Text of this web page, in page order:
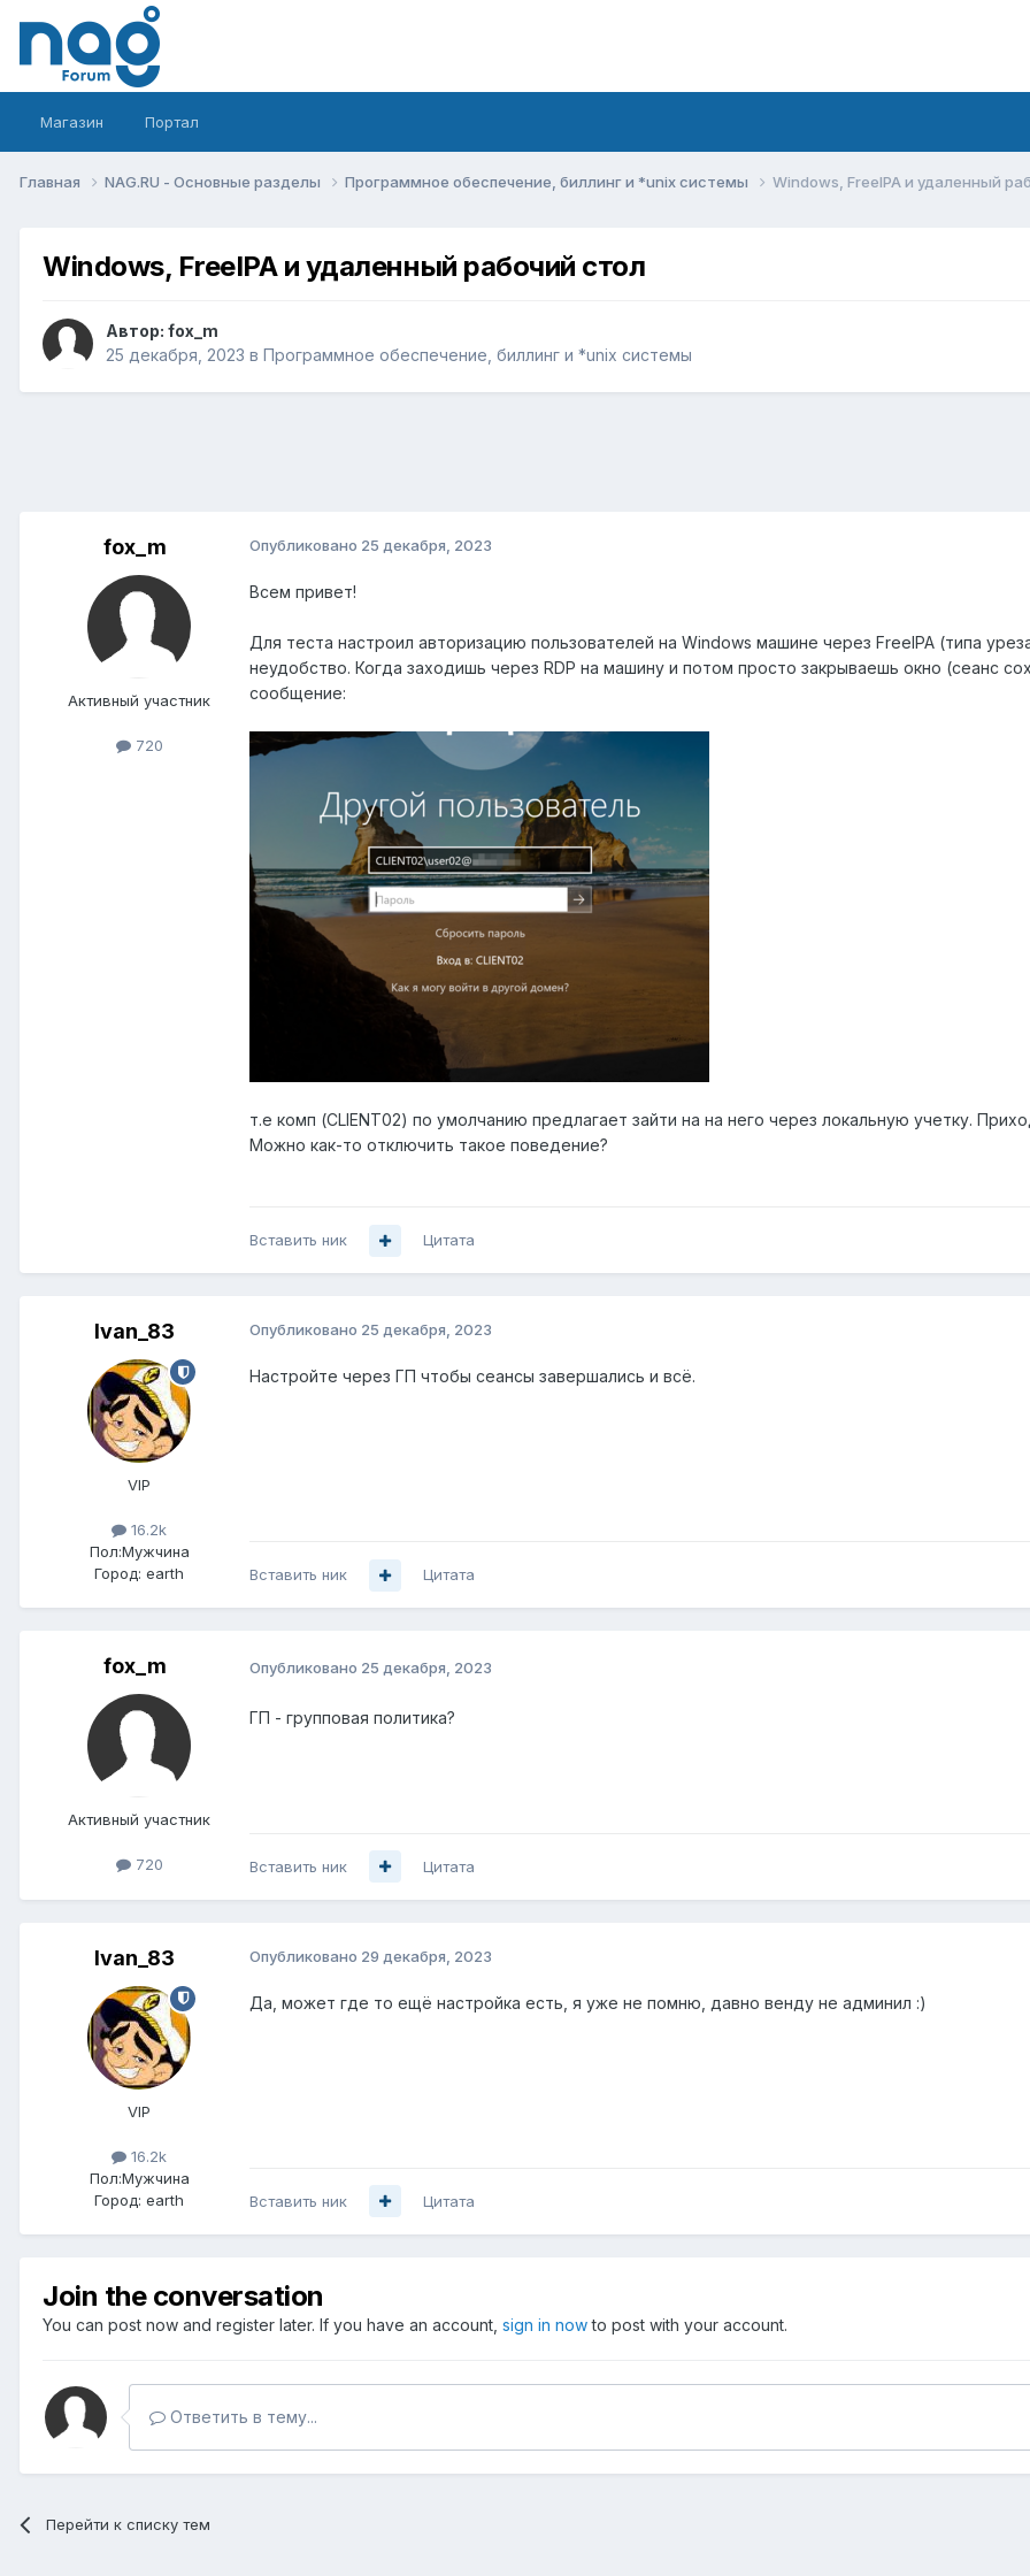
Магазин Портал
Главная NAG.RU - Основные разделы Программное обеспечение, биллинг и *unix системы Windows, FreeIPA и удаленный
Windows, FreeIPA и удаленный рабочий стол
Автор: fox_m
25 декабря, 2023 в Программное обеспечение, биллинг и *unix системы
fox_m
Активный участник
720
Опубликовано 25 декабря, 2023
Всем привет!
Для теста настроил авторизацию пользователей на Windows машине через FreeIPA (типа
неудобство. Когда заходишь через RDP на машину и потом просто закрываешь окно (сеанс
сообщение:
т.е комп (CLIENT02) по умолчанию предлагает зайти на на него через локальную учетку.
Можно как-то отключить такое поведение?
Вставить ник Цитата
Ivan_83
VIP
16.2k
Пол:Мужчина
Город: earth
Опубликовано 25 декабря, 2023
Настройте через ГП чтобы сеансы завершались и всё.
Вставить ник Цитата
fox_m
Активный участник
720
Опубликовано 25 декабря, 2023
ГП - групповая политика?
Вставить ник Цитата
Ivan_83
VIP
16.2k
Пол:Мужчина
Город: earth
Опубликовано 29 декабря, 2023
Да, может где то ещё настройка есть, я уже не помню, давно венду не админил :)
Вставить ник Цитата
Join the conversation
You can post now and register later. If you have an account, sign in nowto post with your account.
Ответить в тему...
Перейти к списку тем